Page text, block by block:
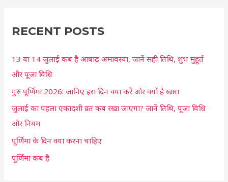
c
f
o
r
:
RECENT POSTS
13 या 14 जुलाई कब है आषाढ़ अमावस्या, जानें सही तिथि, शुभ मुहूर्त
और पूजा विधि
गुरु पूर्णिमा 2026: जानिए इस दिन क्या करें और क्यों है खास
जुलाई का पहला एकादशी व्रत कब रखा जाएगा? जानें तिथि, पूजा विधि
और नियम
पूर्णिमा के दिन क्या करना चाहिए
पूर्णिमा कब है